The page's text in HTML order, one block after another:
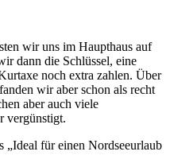
wir uns im Haupthaus auf
dann die Schlüssel, eine
noch extra zahlen. Über
wir aber schon als recht
aber auch viele
vergünstigt.
„Ideal für einen Nordseeurlaub